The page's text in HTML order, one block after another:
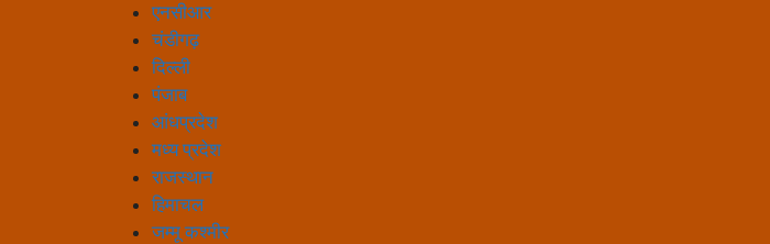
एनसीआर
चंडीगढ़
दिल्ली
पंजाब
आंधप्रदेश
मध्य प्रदेश
राजस्थान
हिमाचल
जम्मू कश्मीर